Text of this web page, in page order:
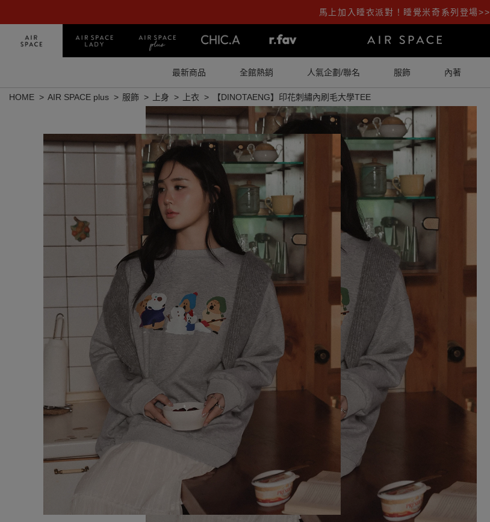
馬上加入睡衣派對！睡覺米奇系列登場>>
最新商品 全館熱銷 人氣企劃/聯名 服飾 內著
HOME AIR SPACE plus 服飾 上身 上衣 【DINOTAENG】印花刺繡內刷毛大學TEE